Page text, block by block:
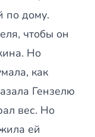
по дому.
чтобы он
Но
как
Гензелю
вес. Но
ей